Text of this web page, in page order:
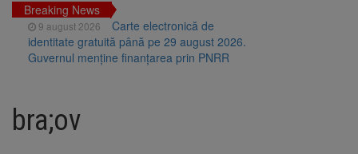
Breaking News
9 august 2026
Carte electronică de
identitate gratuită până pe 29 august 2026.
Guvernul menține finanțarea prin PNRR
finanțare a fost semnat
bra;ov